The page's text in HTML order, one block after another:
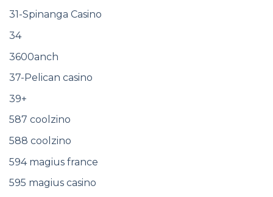
31-Spinanga Casino
34
3600anch
37-Pelican casino
39+
587 coolzino
588 coolzino
594 magius france
595 magius casino